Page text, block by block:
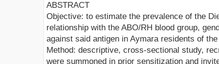
ABSTRACT
Objective: to estimate the prevalence of the
relationship with the ABO/RH blood group,
against said antigen in Aymara residents of
Method: descriptive, cross-sectional study,
were summoned in prior sensitization and